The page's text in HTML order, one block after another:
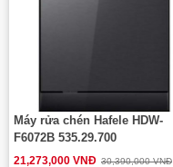
Máy rửa chén Hafele HDW-
F6072B 535.29.700
21,273,000 VNĐ 30,390,000 VNĐ